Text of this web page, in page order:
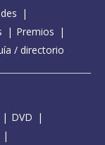
Premios
/ directorio
DVD